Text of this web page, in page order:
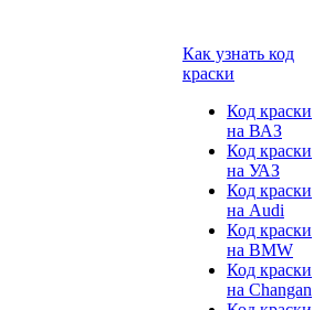
Как узнать код
краски
Код краски
на ВАЗ
Код краски
на УАЗ
Код краски
на Audi
Код краски
на BMW
Код краски
на Changan